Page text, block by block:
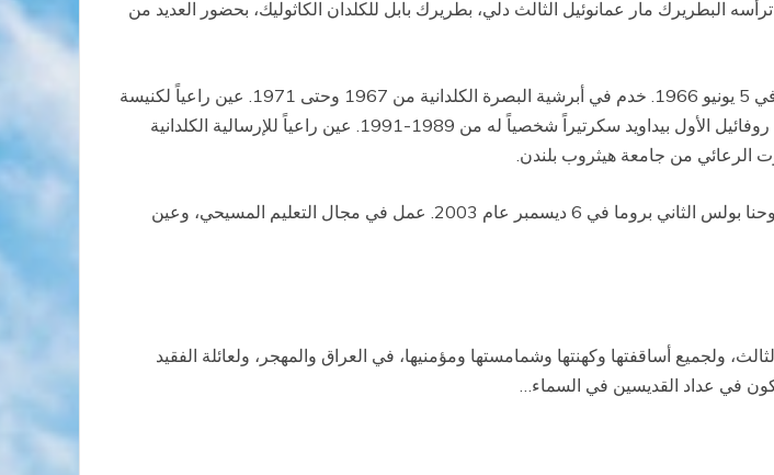
البطريرك مار عمانوئيل الثالث دلي، بطريرك بابل للكلدان الكاثوليك، بحضور العديد من
ولد الأسقف أبونا في 23 مارس 1943 في بيدار التابعة لأبرشية زاخو. سيم كاهناً في 5 يونيو 1966. خدم في أبرشية البصرة الكلدانية من 1967 وحتى 1971. عين راعياً لكنيسة
مار يوسف شفيع العمال في بغداد للفترة من 1971-1991. اختاره البطريرك الراحل روفائيل الأول بيداويد سكرتيراً شخصياً له من 1989-1991. عين راعياً للإرسالية الكلدانية
.
انتخب معاوناً بطريركياً في 6 نوفمبر 2002 ونال الرسامة الأسقفية من يد البابا يوحنا بولس الثاني بروما في 6 ديسمبر عام 2003. عمل في مجال التعليم المسيحي، وعين
ولجميع أساقفتها وكهنتها وشمامستها ومؤمنيها، في العراق والمهجر، ولعائلة الفقيد
في عداد القديسين في السماء…